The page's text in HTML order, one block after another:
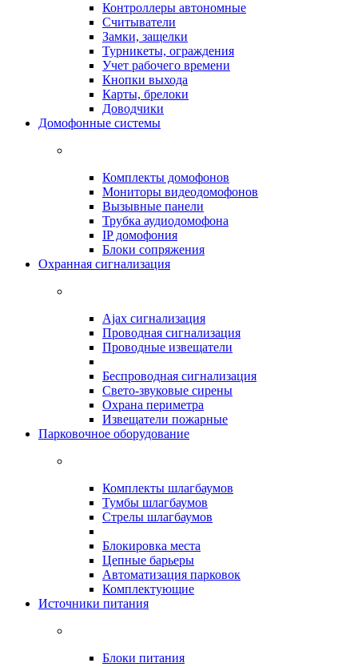
Контроллеры автономные
Считыватели
Замки, защелки
Турникеты, ограждения
Учет рабочего времени
Кнопки выхода
Карты, брелоки
Доводчики
Домофонные системы
Комплекты домофонов
Мониторы видеодомофонов
Вызывные панели
Трубка аудиодомофона
IP домофония
Блоки сопряжения
Охранная сигнализация
Ajax сигнализация
Проводная сигнализация
Проводные извещатели
Беспроводная сигнализация
Свето-звуковые сирены
Охрана периметра
Извещатели пожарные
Парковочное оборудование
Комплекты шлагбаумов
Тумбы шлагбаумов
Стрелы шлагбаумов
Блокировка места
Цепные барьеры
Автоматизация парковок
Комплектующие
Источники питания
Блоки питания